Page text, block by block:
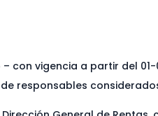
con vigencia a partir del
responsables